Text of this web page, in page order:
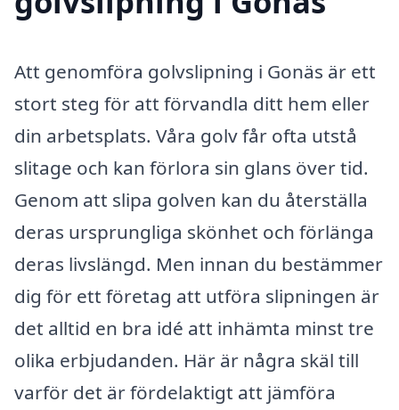
Att genomföra golvslipning i Gonäs är ett
stort steg för att förvandla ditt hem eller
din arbetsplats. Våra golv får ofta utstå
slitage och kan förlora sin glans över tid.
Genom att slipa golven kan du återställa
deras ursprungliga skönhet och förlänga
deras livslängd. Men innan du bestämmer
dig för ett företag att utföra slipningen är
det alltid en bra idé att inhämta minst tre
olika erbjudanden. Här är några skäl till
varför det är fördelaktigt att jämföra